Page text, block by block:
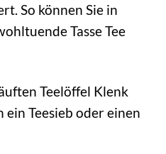
So können Sie in
Tasse Tee
Teelöffel Klenk
ein Teesieb oder einen